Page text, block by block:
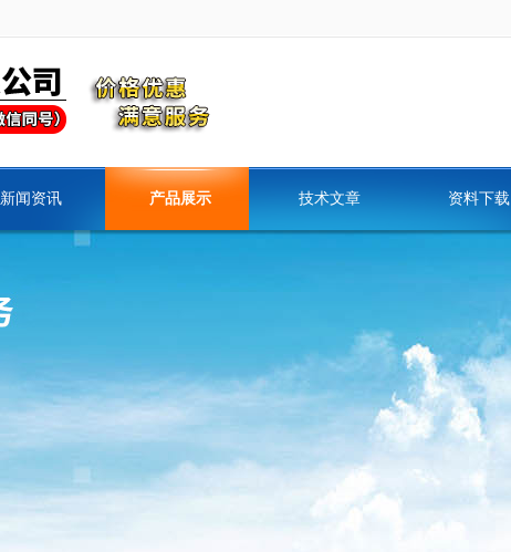
新闻资讯 产品展示 技术文章 资料下载